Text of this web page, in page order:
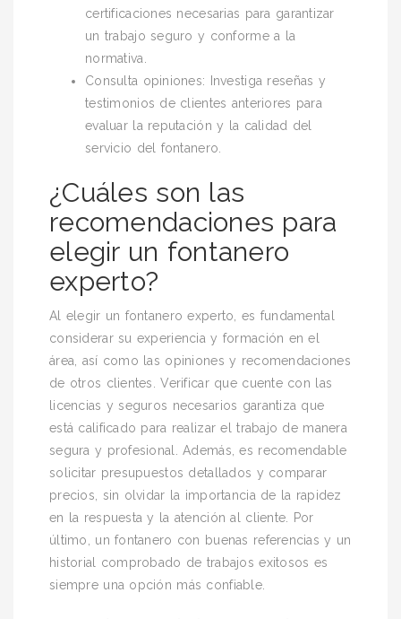
certificaciones necesarias para garantizar
un trabajo seguro y conforme a la
normativa.
Consulta opiniones: Investiga reseñas y
testimonios de clientes anteriores para
evaluar la reputación y la calidad del
servicio del fontanero.
¿Cuáles son las
recomendaciones para
elegir un fontanero
experto?
Al elegir un fontanero experto, es fundamental
considerar su experiencia y formación en el
área, así como las opiniones y recomendaciones
de otros clientes. Verificar que cuente con las
licencias y seguros necesarios garantiza que
está calificado para realizar el trabajo de manera
segura y profesional. Además, es recomendable
solicitar presupuestos detallados y comparar
precios, sin olvidar la importancia de la rapidez
en la respuesta y la atención al cliente. Por
último, un fontanero con buenas referencias y un
historial comprobado de trabajos exitosos es
siempre una opción más confiable.